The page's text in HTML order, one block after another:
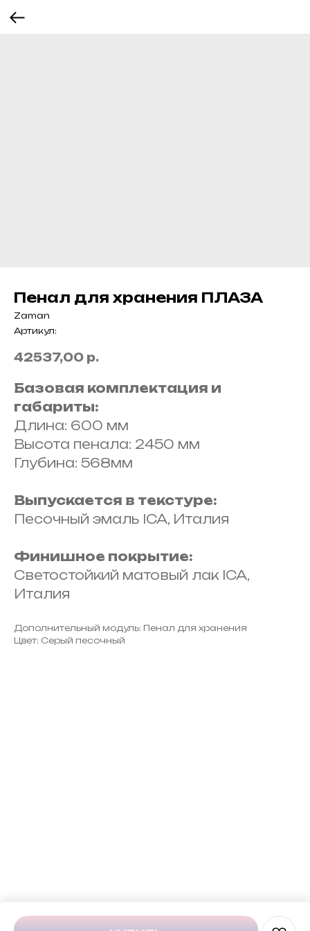
Пенал для хранения ПЛАЗА
Zaman
Артикул:
42537,00 р.
Базовая комплектация и
габариты:
Длина: 600 мм
Высота пенала: 2450 мм
Глубина: 568мм
Выпускается в текстуре:
Песочный эмаль ICA, Италия
Финишное покрытие:
Светостойкий матовый лак ICA,
Италия
Дополнительный модуль: Пенал для хранения
Цвет: Серый песочный